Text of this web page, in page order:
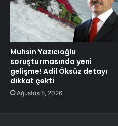
Muhsin Yazıcıoğlu
soruşturmasında yeni
gelişme! Adil Öksüz detayı
dikkat çekti
Ağustos 5, 2026